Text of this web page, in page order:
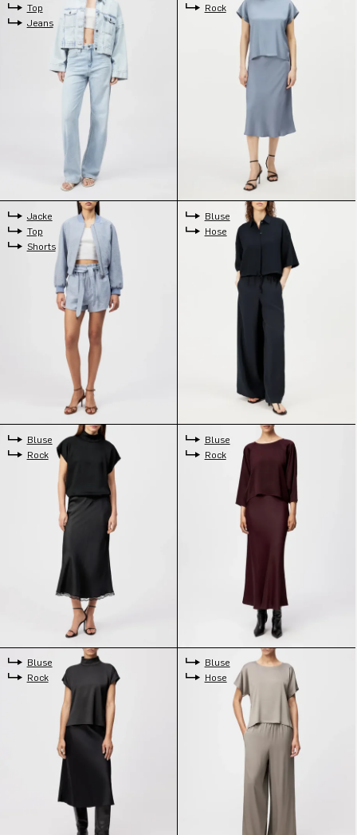
Top
Jeans
Rock
Jacke
Top
Shorts
Bluse
Hose
Bluse
Rock
Bluse
Rock
Bluse
Rock
Bluse
Hose